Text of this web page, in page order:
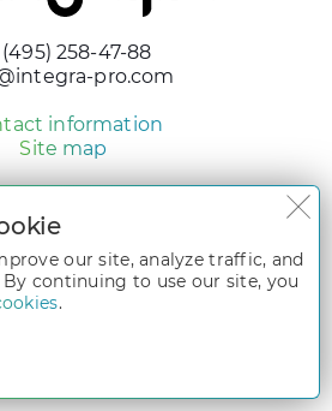
(495) 258-47-88
pro.com
information
Site map
and development
on the websitewww.integra-
of its owners and is protected by
pertains to the rights to the results of
our site, analyze traffic, and
continuing to use our site, you
.